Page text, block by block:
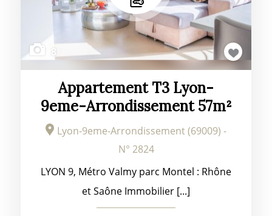
8
Appartement T3 Lyon-
9eme-Arrondissement 57m²
Lyon-9eme-Arrondissement (69009) -
N° 2824
LYON 9, Métro Valmy parc Montel : Rhône
et Saône Immobilier [...]